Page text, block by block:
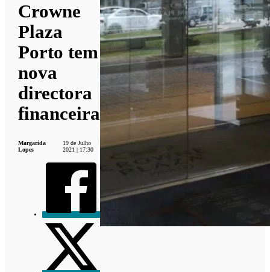
Crowne
Plaza
Porto tem
nova
directora
financeira
Margarida
Lopes
19 de Julho
2021 | 17:30